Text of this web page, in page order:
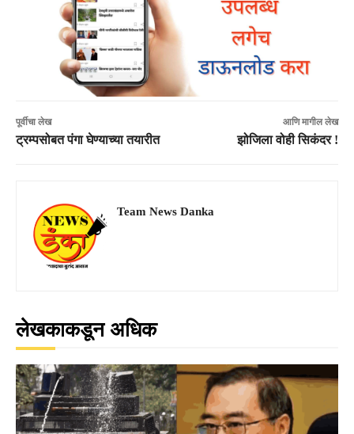
पूर्वीचा लेख
ट्रम्पसोबत पंगा घेण्याच्या तयारीत
आणि मागील लेख
झोजिला वोही सिकंदर !
Team News Danka
लेखकाकडून अधिक